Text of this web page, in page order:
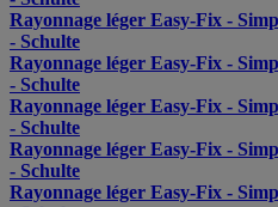
Rayonnage léger Easy-Fix -
- Schulte
Rayonnage léger Easy-Fix -
- Schulte
Rayonnage léger Easy-Fix -
- Schulte
Rayonnage léger Easy-Fix -
- Schulte
Rayonnage léger Easy-Fix -